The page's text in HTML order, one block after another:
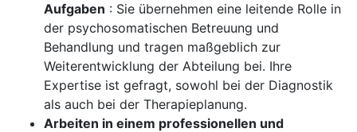
Aufgaben : Sie übernehmen eine leitende Rolle in
der psychosomatischen Betreuung und
Behandlung und tragen maßgeblich zur
Weiterentwicklung der Abteilung bei. Ihre
Expertise ist gefragt, sowohl bei der Diagnostik
als auch bei der Therapieplanung.
Arbeiten in einem professionellen und